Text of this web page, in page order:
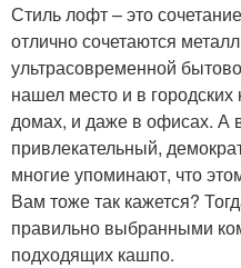
Стиль лофт – это
отлично сочетаются
ультрасовременной
нашел место и в
домах, и даже в офисах. А
привлекательный,
многие упоминают, что
Вам тоже так кажется?
правильно выбранными
подходящих кашпо.